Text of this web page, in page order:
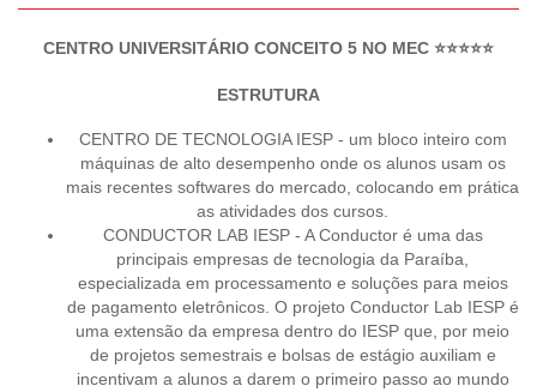
CENTRO UNIVERSITÁRIO CONCEITO 5 NO MEC ⭐⭐⭐⭐⭐
ESTRUTURA
CENTRO DE TECNOLOGIA IESP - um bloco inteiro com
máquinas de alto desempenho onde os alunos usam os
mais recentes softwares do mercado, colocando em prática
as atividades dos cursos.
CONDUCTOR LAB IESP - A Conductor é uma das
principais empresas de tecnologia da Paraíba,
especializada em processamento e soluções para meios
de pagamento eletrônicos. O projeto Conductor Lab IESP é
uma extensão da empresa dentro do IESP que, por meio
de projetos semestrais e bolsas de estágio auxiliam e
incentivam a alunos a darem o primeiro passo ao mundo